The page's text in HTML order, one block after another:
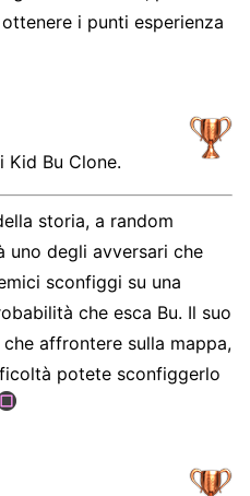
i punti esperienza
Kid Bu Clone.
storia, a random
uno degli avversari che
sconfiggi su una
che esca Bu. Il suo
affrontere sulla mappa,
potete sconfiggerlo